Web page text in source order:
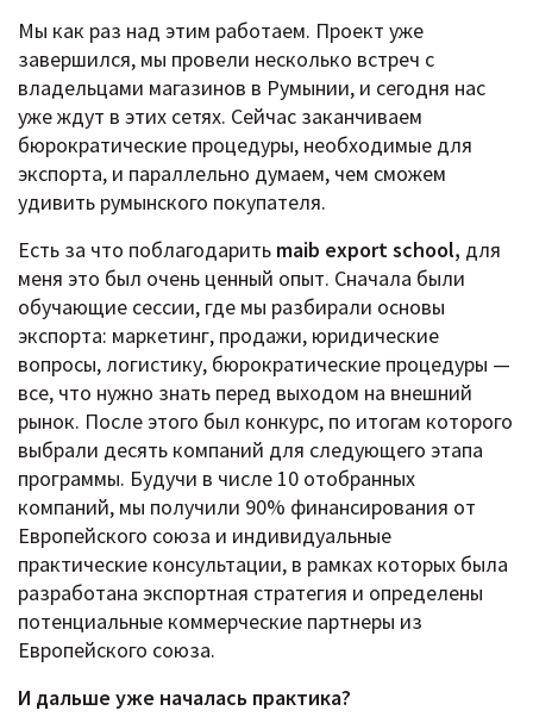
Мы как раз над этим работаем. Проект уже
завершился, мы провели несколько встреч с
владельцами магазинов в Румынии, и сегодня нас
уже ждут в этих сетях. Сейчас заканчиваем
бюрократические процедуры, необходимые для
экспорта, и параллельно думаем, чем сможем
удивить румынского покупателя.
Есть за что поблагодарить maib export school, для
меня это был очень ценный опыт. Сначала были
обучающие сессии, где мы разбирали основы
экспорта: маркетинг, продажи, юридические
вопросы, логистику, бюрократические процедуры —
все, что нужно знать перед выходом на внешний
рынок. После этого был конкурс, по итогам которого
выбрали десять компаний для следующего этапа
программы. Будучи в числе 10 отобранных
компаний, мы получили 90% финансирования от
Европейского союза и индивидуальные
практические консультации, в рамках которых была
разработана экспортная стратегия и определены
потенциальные коммерческие партнеры из
Европейского союза.
И дальше уже началась практика?